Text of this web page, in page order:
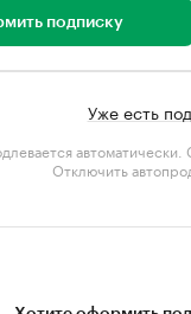
подписку
Уже есть
автоматически.
Отключить